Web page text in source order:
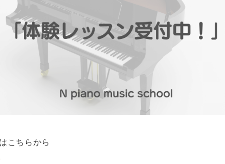
こちらから